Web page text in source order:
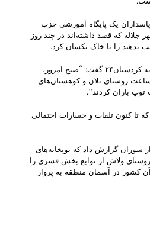
یک پایگاه آموزشی حزب
جلاله که قصد داشته‌اند در چند روز
بدهند را با خاک یکسان کرد.
حسان چلبی، بخشدار سیدکان به کردستان٢۴ گفت: “صبح امروز،
ساعت روستای تلان و کوهستان‌های
باران کردند”.
تا کنون تلفات و خسارات احتمالی
همچنین گزارشگر کردستان٢۴ از سوران گزارش داد که توپخانه‌های
ولاش از توابع بخش قسری را
کشور در آسمان منطقه به پرواز